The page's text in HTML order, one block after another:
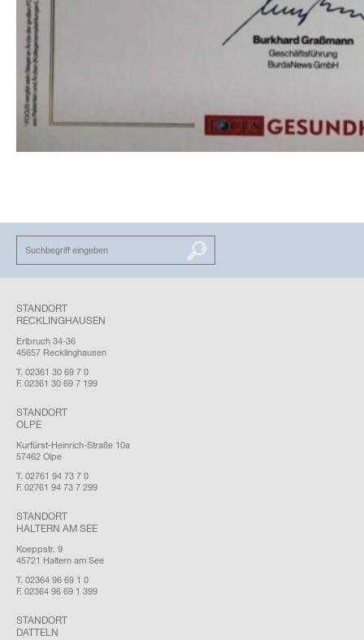
SUCHEN
STANDORT
RECKLINGHAUSEN
Erlbruch 34-36
45657 Recklinghausen
T. 02361 30 69 7 0
F. 02361 30 69 7 199
STANDORT
OLPE
Kurfürst-Heinrich-Straße 10a
57462 Olpe
T. 02761 94 73 7 0
F. 02761 94 73 7 299
STANDORT
HALTERN AM SEE
Koeppstr. 9
45721 Haltern am See
T. 02364 96 69 1 0
F. 02364 96 69 1 399
STANDORT
DATTELN